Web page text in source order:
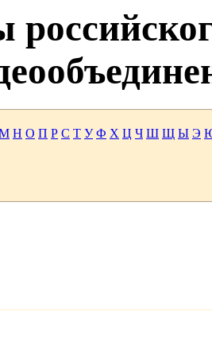
Н О П Р С Т У Ф Х Ц Ч Ш Щ Ы Э